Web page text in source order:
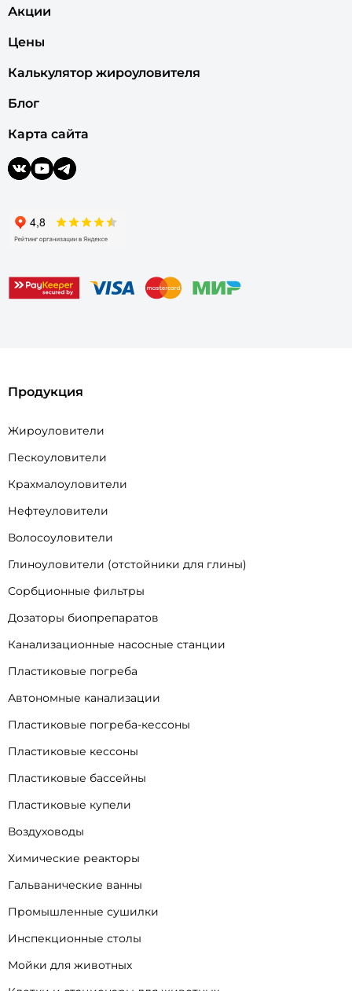
Акции
Цены
Калькулятор жироуловителя
Блог
Карта сайта
Продукция
Жироуловители
Пескоуловители
Крахмалоуловители
Нефтеуловители
Волосоуловители
Глиноуловители (отстойники для глины)
Сорбционные фильтры
Дозаторы биопрепаратов
Канализационные насосные станции
Пластиковые погреба
Автономные канализации
Пластиковые погреба-кессоны
Пластиковые кессоны
Пластиковые бассейны
Пластиковые купели
Воздуховоды
Химические реакторы
Гальванические ванны
Промышленные сушилки
Инспекционные столы
Мойки для животных